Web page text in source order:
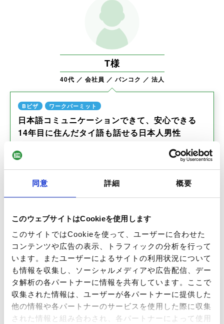
同意 詳細 概要
このウェブサイトはCookieを使用します
このサイトではCookieを使って、ユーザーに合わせた
コンテンツや広告の表示、トラフィックの分析を行って
います。またユーザーによるサイトの利用状況について
も情報を収集し、ソーシャルメディアや広告配信、デー
タ解析の各パートナーに情報を共有しています。ここで
収集された情報は、ユーザーが各パートナーに提供した
他の情報や各パートナーのサービスを使用した際に収集
された情報と組み合わされ、各パートナーによって使用
T様
40代 会社員 バンコク 法人
Bビザ ワークパーミット
日本語コミュニケーションできて、安心できる
14年目に住んだタイ語も話せる日本人男性
続きを見る
A様
40代 会社員 バンコク 法人
Bビザ ワークパーミット
細かいところまで気配り、質問への丁寧回答を満
足したタイ好きな女性